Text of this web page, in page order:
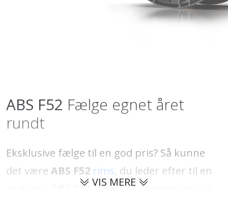
ABS F52 Fælge egnet året
rundt
Eksklusive fælge til en god pris? Så kunne
det være ABS F52 rims, du leder efter til en
ABS F52 fælge er tilgængelige i 20
VIS MERE